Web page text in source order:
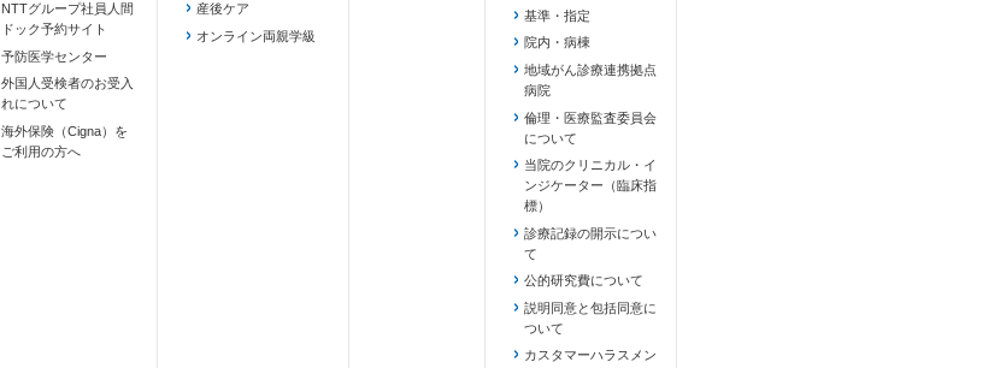
NTTグループ社員人間
ドック予約サイト
予防医学センター
外国人受検者のお受入
れについて
海外保険（Cigna）を
ご利用の方へ
産後ケア
オンライン両親学級
基準・指定
院内・病棟
地域がん診療連携拠点
病院
倫理・医療監査委員会
について
当院のクリニカル・イ
ンジケーター（臨床指
標）
診療記録の開示につい
て
公的研究費について
説明同意と包括同意に
ついて
カスタマーハラスメン